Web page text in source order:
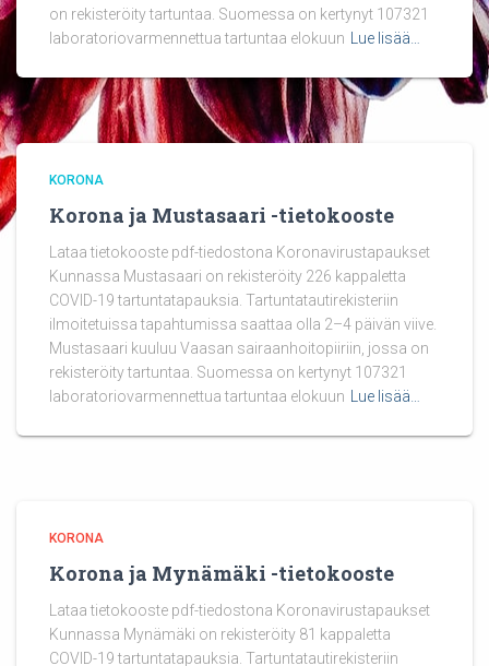
on rekisteröity tartuntaa. Suomessa on kertynyt 107321
laboratoriovarmennettua tartuntaa elokuun
Lue lisää…
KORONA
Korona ja Mustasaari -tietokooste
Lataa tietokooste pdf-tiedostona Koronavirustapaukset
Kunnassa Mustasaari on rekisteröity 226 kappaletta
COVID-19 tartuntatapauksia. Tartuntatautirekisteriin
ilmoitetuissa tapahtumissa saattaa olla 2–4 päivän viive.
Mustasaari kuuluu Vaasan sairaanhoitopiiriin, jossa on
rekisteröity tartuntaa. Suomessa on kertynyt 107321
laboratoriovarmennettua tartuntaa elokuun
Lue lisää…
KORONA
Korona ja Mynämäki -tietokooste
Lataa tietokooste pdf-tiedostona Koronavirustapaukset
Kunnassa Mynämäki on rekisteröity 81 kappaletta
COVID-19 tartuntatapauksia. Tartuntatautirekisteriin